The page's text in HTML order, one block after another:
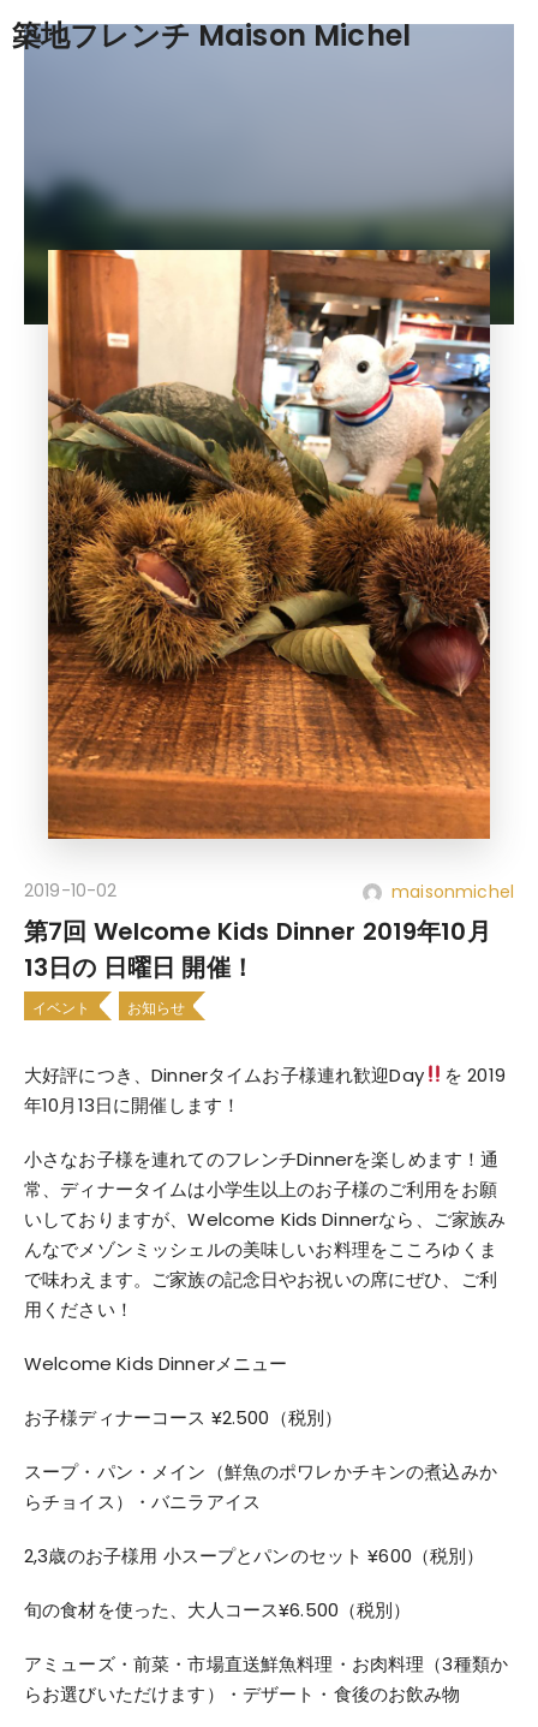
築地フレンチ Maison Michel
2019-10-02 maisonmichel
第7回 Welcome Kids Dinner 2019年10月
13日の 日曜日 開催！
イベント お知らせ
大好評につき、Dinnerタイムお子様連れ歓迎Day
を 2019
年10月13日に開催します！
小さなお子様を連れてのフレンチDinnerを楽しめます！通
常、 ディナータイムは小学生以上のお子様のご利用をお願
いしておりますが、Welcome Kids Dinnerなら、
ご家族み
んなでメゾンミッシェルの美味しいお料理をこころゆくま
で味わえます。ご家族の記念日やお祝いの席にぜひ、
ご利
用ください！
Welcome Kids Dinnerメニュー
お子様ディナーコース ¥2.500（税別）
スープ・パン・メイン（鮮魚のポワレかチキンの煮込みか
らチョイス）・バニラアイス
2,3歳のお子様用 小スープとパンのセット ¥600（税別）
旬の食材を使った、大人コース¥6.500（税別）
アミューズ・前菜・市場直送鮮魚料理・お肉料理（3種類か
らお選びいただけます）・デザート・食後のお飲み物